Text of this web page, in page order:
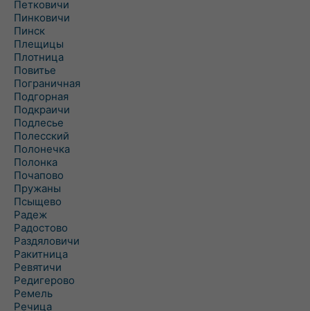
Петковичи
Пинковичи
Пинск
Плещицы
Плотница
Повитье
Пограничная
Подгорная
Подкраичи
Подлесье
Полесский
Полонечка
Полонка
Почапово
Пружаны
Псыщево
Радеж
Радостово
Раздяловичи
Ракитница
Ревятичи
Редигерово
Ремель
Речица